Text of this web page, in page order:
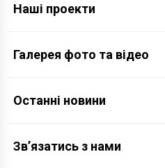
Наші проекти
Галерея фото та відео
Останні новини
Зв’язатись з нами